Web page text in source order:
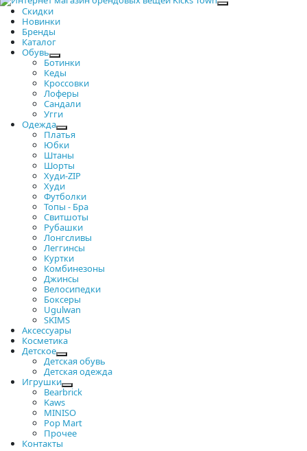
Закрыть
Скидки
Новинки
Бренды
Каталог
Обувь
Ботинки
Кеды
Кроссовки
Лоферы
Сандали
Угги
Одежда
Платья
Юбки
Штаны
Шорты
Худи-ZIP
Худи
Футболки
Топы - Бра
Свитшоты
Рубашки
Лонгсливы
Леггинсы
Куртки
Комбинезоны
Джинсы
Велосипедки
Боксеры
Ugulwan
SKIMS
Аксессуары
Косметика
Детское
Детская обувь
Детская одежда
Игрушки
Bearbrick
Kaws
MINISO
Pop Mart
Прочее
Контакты